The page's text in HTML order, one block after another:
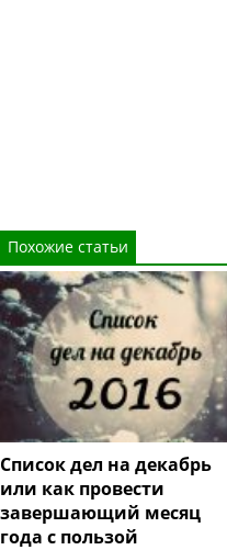
Похожие статьи
Cписок дел на декабрь
или как провести
завершающий месяц
года с пользой